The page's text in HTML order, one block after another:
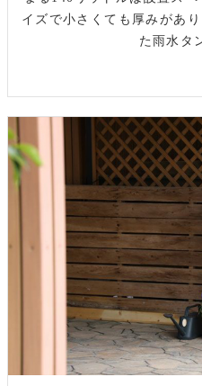
イズで小さくても厚みがあ
た雨水タ